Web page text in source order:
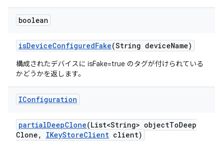
boolean
isDeviceConfiguredFake(String deviceName)
構成されたデバイスに isFake=true のタグが付けられている
かどうかを返します。
IConfiguration
partialDeepClone(List<String> objectToDeep
Clone , IKeyStoreClient client)